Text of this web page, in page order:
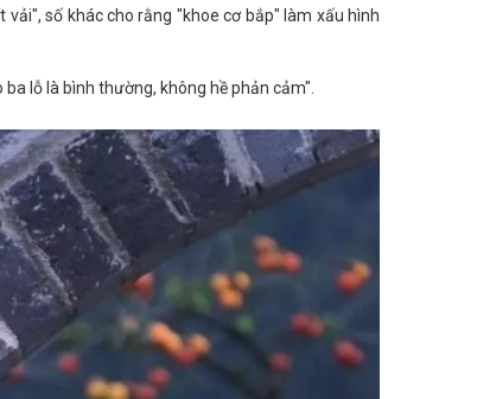
số khác cho rằng "khoe cơ bắp" làm xấu hình
lỗ là bình thường, không hề phản cảm".